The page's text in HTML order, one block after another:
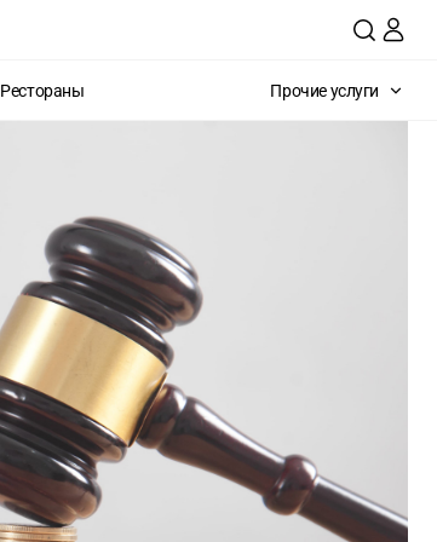
Рестораны Прочие услуги